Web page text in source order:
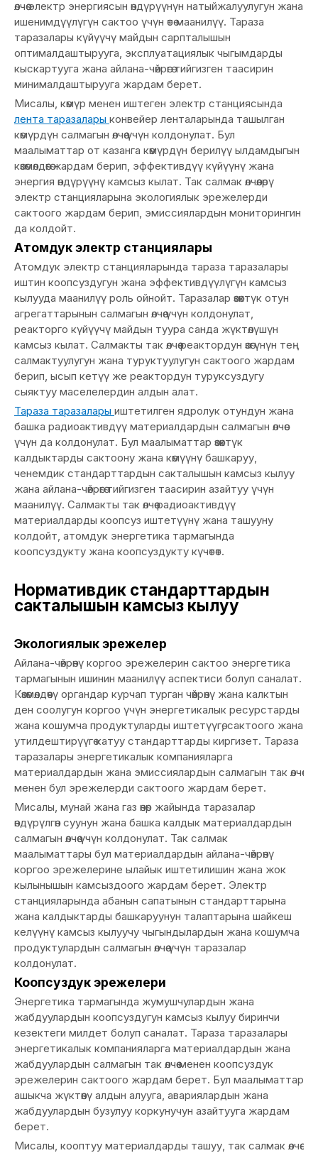
өлчөө электр энергиясын өндүрүүнүн натыйжалуулугун жана
ишенимдүүлүгүн сактоо үчүн өтө маанилүү. Тараза
таразалары күйүүчү майдын сарпталышын
оптималдаштырууга, эксплуатациялык чыгымдарды
кыскартууга жана айлана-чөйрөгө тийгизген таасирин
минималдаштырууга жардам берет.
Мисалы, көмүр менен иштеген электр станциясында
лента таразалары конвейер ленталарында ташылган
көмүрдүн салмагын өлчөө үчүн колдонулат. Бул
маалыматтар от казанга көмүрдүн берилүү ылдамдыгын
көзөмөлдөөгө жардам берип, эффективдүү күйүүнү жана
энергия өндүрүүнү камсыз кылат. Так салмак өлчөөлөрү
электр станцияларына экологиялык эрежелерди
сактоого жардам берип, эмиссиялардын мониторингин
да колдойт.
Атомдук электр станциялары
Атомдук электр станцияларында тараза таразалары
иштин коопсуздугун жана эффективдүүлүгүн камсыз
кылууда маанилүү роль ойнойт. Таразалар өзөктүк отун
агрегаттарынын салмагын өлчөө үчүн колдонулат,
реакторго күйүүчү майдын туура санда жүктөлүшүн
камсыз кылат. Салмакты так өлчөө реактордун өзөгүнүн тең
салмактуулугун жана туруктуулугун сактоого жардам
берип, ысып кетүү же реактордун туруксуздугу
сыяктуу маселелердин алдын алат.
Тараза таразалары иштетилген ядролук отундун жана
башка радиоактивдүү материалдардын салмагын өлчөө
үчүн да колдонулат. Бул маалыматтар өзөктүк
калдыктарды сактоону жана көмүүнү башкаруу,
ченемдик стандарттардын сакталышын камсыз кылуу
жана айлана-чөйрөгө тийгизген таасирин азайтуу үчүн
маанилүү. Салмакты так өлчөө радиоактивдүү
материалдарды коопсуз иштетүүнү жана ташууну
колдойт, атомдук энергетика тармагында
коопсуздукту жана коопсуздукту күчөтөт.
Нормативдик стандарттардын
сакталышын камсыз кылуу
Экологиялык эрежелер
Айлана-чөйрөнү коргоо эрежелерин сактоо энергетика
тармагынын ишинин маанилүү аспектиси болуп саналат.
Көзөмөлдөөчү органдар курчап турган чөйрөнү жана калктын
ден соолугун коргоо үчүн энергетикалык ресурстарды
жана кошумча продуктуларды иштетүүгө, сактоого жана
утилдештирүүгө катуу стандарттарды киргизет. Тараза
таразалары энергетикалык компанияларга
материалдардын жана эмиссиялардын салмагын так өлчөө
менен бул эрежелерди сактоого жардам берет.
Мисалы, мунай жана газ өнөр жайында таразалар
өндүрүлгөн суунун жана башка калдык материалдардын
салмагын өлчөө үчүн колдонулат. Так салмак
маалыматтары бул материалдардын айлана-чөйрөнү
коргоо эрежелерине ылайык иштетилишин жана жок
кылынышын камсыздоого жардам берет. Электр
станцияларында абанын сапатынын стандарттарына
жана калдыктарды башкаруунун талаптарына шайкеш
келүүнү камсыз кылуучу чыгындылардын жана кошумча
продуктулардын салмагын өлчөө үчүн таразалар
колдонулат.
Коопсуздук эрежелери
Энергетика тармагында жумушчулардын жана
жабдуулардын коопсуздугун камсыз кылуу биринчи
кезектеги милдет болуп саналат. Тараза таразалары
энергетикалык компанияларга материалдардын жана
жабдуулардын салмагын так өлчөө менен коопсуздук
эрежелерин сактоого жардам берет. Бул маалыматтар
ашыкча жүктөөнү алдын алууга, авариялардын жана
жабдуулардын бузулуу коркунучун азайтууга жардам
берет.
Мисалы, кооптуу материалдарды ташуу, так салмак өлчөө